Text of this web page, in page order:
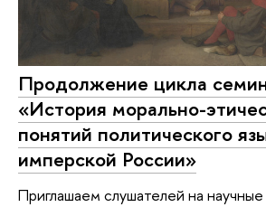
Продолжение цикла
«История морально-
понятий политического
имперской России»
Приглашаем слушателей на